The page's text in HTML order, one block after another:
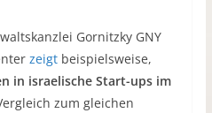
Gornitzky GNY
zeigtbeispielsweise,
in israelische Start-ups im
zum gleichen